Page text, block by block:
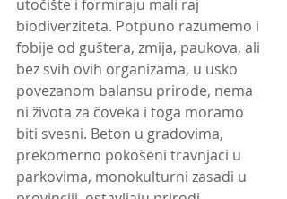
utočište i formiraju mali raj
biodiverziteta. Potpuno razumemo i
fobije od guštera, zmija, paukova, ali
bez svih ovih organizama, u usko
povezanom balansu prirode, nema
ni života za čoveka i toga moramo
biti svesni. Beton u gradovima,
prekomerno pokošeni travnjaci u
parkovima, monokulturni zasadi u